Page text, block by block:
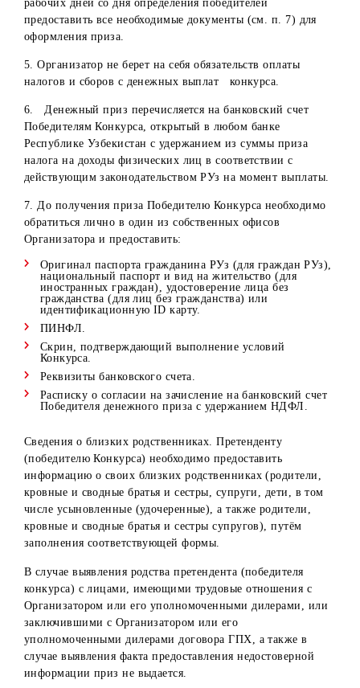
Физические лица, не достигшие к моменту участия в
розыгрыше 18 лет;
территории Республики Узбекистан;
Физические лица – работники Организатора,
близкие родственники;
Физические лица, заключившие с Организатором
договора ГПХ, а также их близкие родственники;
Коммерческие представители Организатора и их
работники (дилеры, поверенные дилеров, операторы
В случае, если победитель претендует на приз Конкурса,
но входит в категорию вышеуказанных лиц, приз
в собственности Организатора. Повторное определение
победителя не проводится.
3. Организатор обязуется в течение 30 (тридцати)
дней со дня документального оформления денежного
приза выплатить Победителям Конкурса денежные
средства в размере приза.
4. Победители Конкурса обязаны в течение 30
предоставить все необходимые документы (см. п. 7) для
оформления приза.
5. Организатор не берет на себя обязательств оплаты
налогов и сборов с денежных выплат конкурса.
6. Денежный приз перечисляется на банковский счет
Республике Узбекистан с удержанием из суммы приза
налога на доходы физических лиц в соответствии с
действующим законодательством РУз на момент
7. До получения приза Победителю Конкурса
обратиться лично в один из собственных офисов